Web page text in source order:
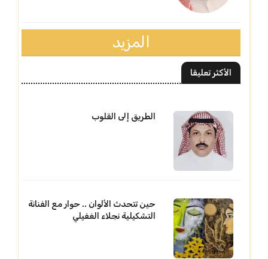
المزيد
الأكثر تعليقا
الطريق إلى القلوب
حين تتحدث الألوان .. حوار مع الفنانة
التشكيلية نجلاء الغفيلي